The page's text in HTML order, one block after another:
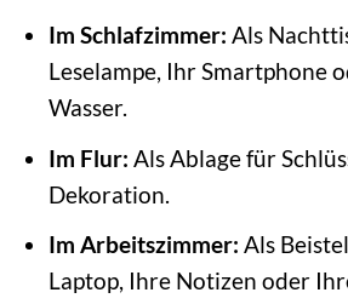
Im Schlafzimmer: Als
Leselampe, Ihr Smartphone
Wasser.
Im Flur: Als Ablage für
Dekoration.
Im Arbeitszimmer: Als
Laptop, Ihre Notizen oder